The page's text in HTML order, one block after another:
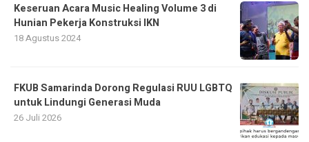
Keseruan Acara Music Healing Volume 3 di
Hunian Pekerja Konstruksi IKN
18 Agustus 2024
FKUB Samarinda Dorong Regulasi RUU LGBTQ
untuk Lindungi Generasi Muda
26 Juli 2026